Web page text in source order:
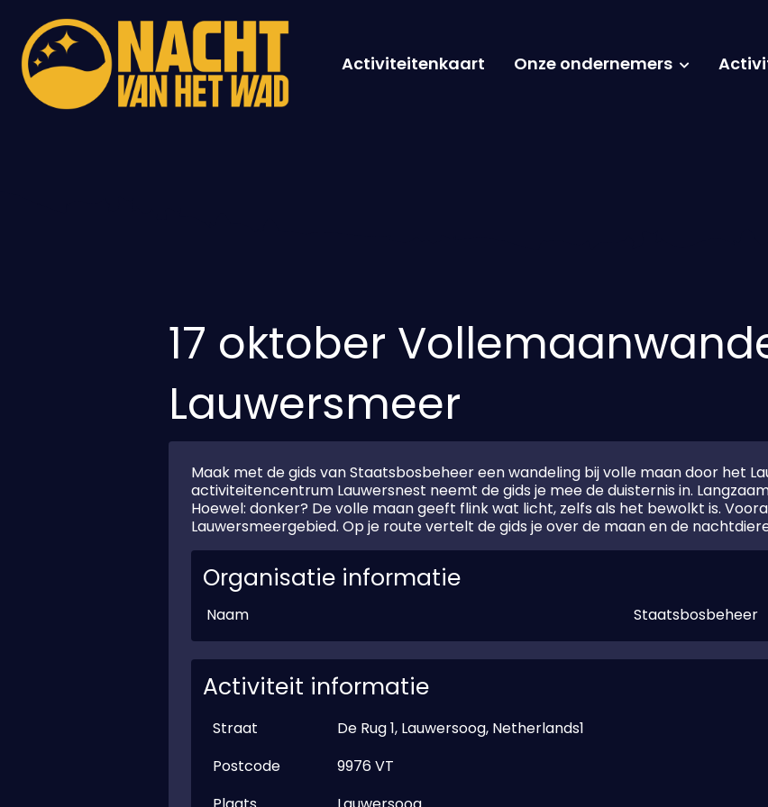
Activiteitenkaart Onze ondernemers
17 oktober
Lauwersmeer
Maak met de gids van Staatsbosbeheer een wandeling bij volle maan door het
activiteitencentrum Lauwersnest neemt de gids je mee de duisternis in.
Hoewel: donker? De volle maan geeft flink wat licht, zelfs als het bewolkt is.
Lauwersmeergebied. Op je route vertelt de gids je over de maan en de
Organisatie informatie
Naam Staatsbosbeheer
Activiteit informatie
Straat
De Rug 1, Lauwersoog, Netherlands1
Postcode
9976 VT